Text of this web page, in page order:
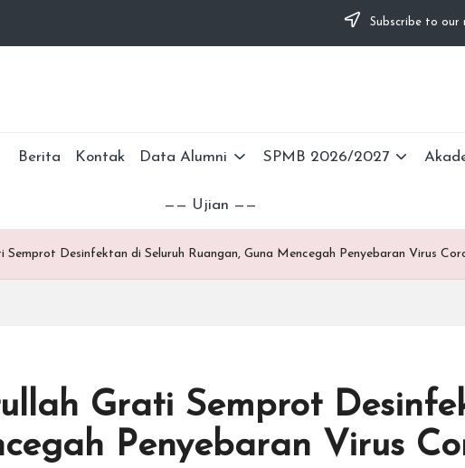
Subscribe to our
Berita Kontak Data Alumni SPMB 2026/2027
—— Ujian ——
Desinfektan di Seluruh Ruangan, Guna Mencegah Penyebaran Virus
Grati Semprot
Penyebaran Virus